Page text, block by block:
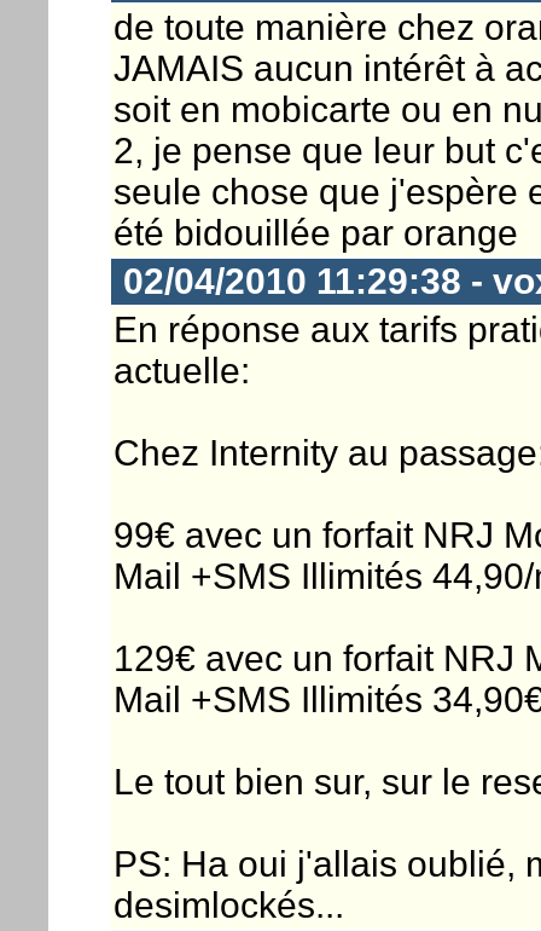
de toute manière chez
JAMAIS aucun intérêt à
soit en mobicarte ou en
2, je pense que leur but
seule chose que j'espère
été bidouillée par orange
02/04/2010 11:29:38 -
En réponse aux tarifs
actuelle:
Chez Internity au
99€ avec un forfait NRJ
Mail +SMS Illimités
129€ avec un forfait NRJ
Mail +SMS Illimités
Le tout bien sur, sur le
PS: Ha oui j'allais oublié,
desimlockés...